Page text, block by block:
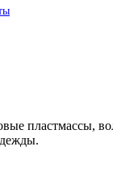
пластмассы,